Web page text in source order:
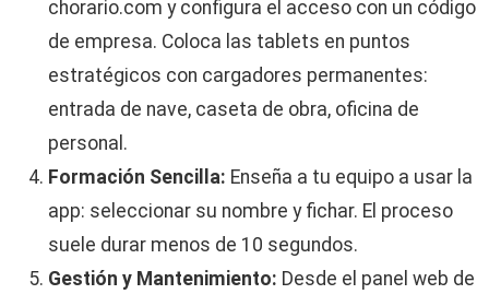
chorario.com y configura el acceso con un código
de empresa. Coloca las tablets en puntos
estratégicos con cargadores permanentes:
entrada de nave, caseta de obra, oficina de
personal.
Formación Sencilla: Enseña a tu equipo a usar la
app: seleccionar su nombre y fichar. El proceso
suele durar menos de 10 segundos.
Gestión y Mantenimiento: Desde el panel web de